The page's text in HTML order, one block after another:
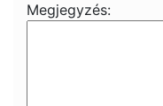
Megjegyzés: